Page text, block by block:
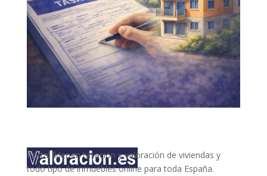
Portal líder en tasación y valoración de viviendas y
todo tipo de inmuebles online para toda España.